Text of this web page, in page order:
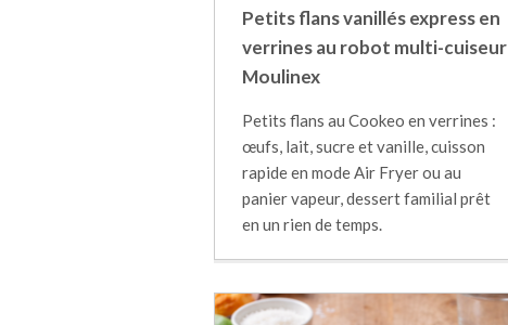
Petits flans vanillés express en
verrines au robot multi-cuiseur
Moulinex
Petits flans au Cookeo en verrines :
œufs, lait, sucre et vanille, cuisson
rapide en mode Air Fryer ou au
panier vapeur, dessert familial prêt
en un rien de temps.